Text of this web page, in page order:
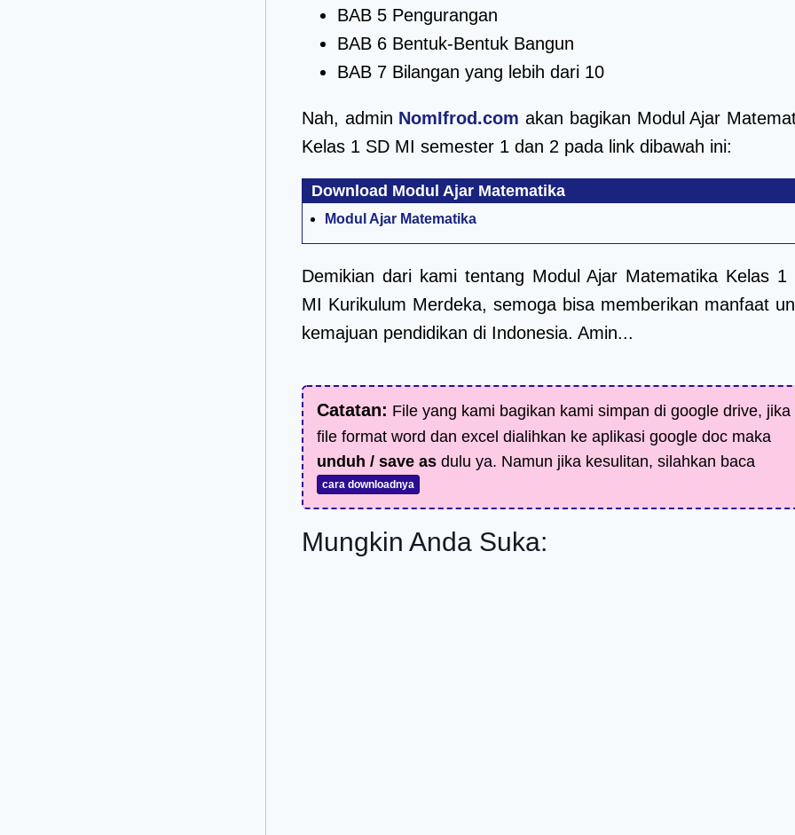
BAB 5 Pengurangan
BAB 6 Bentuk-Bentuk Bangun
BAB 7 Bilangan yang lebih dari 10
Nah, admin NomIfrod.com akan bagikan Modul Ajar
Kelas 1 SD MI semester 1 dan 2 pada link dibawah ini:
Download Modul Ajar Matematika
Modul Ajar Matematika
Demikian dari kami tentang Modul Ajar Matematika Kelas 1
MI Kurikulum Merdeka, semoga bisa memberikan manfaat
kemajuan pendidikan di Indonesia. Amin...
Catatan: File yang kami bagikan kami simpan di google drive, jika
file format word dan excel dialihkan ke aplikasi google doc maka
unduh / save as dulu ya. Namun jika kesulitan, silahkan baca
cara downloadnya
Mungkin Anda Suka: